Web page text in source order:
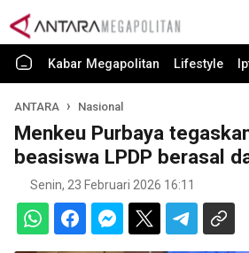
Kabar Megapolitan Lifestyle
ANTARA Nasional
Menkeu Purbaya
beasiswa LPDP berasal
Senin, 23 Februari 2026 16:11